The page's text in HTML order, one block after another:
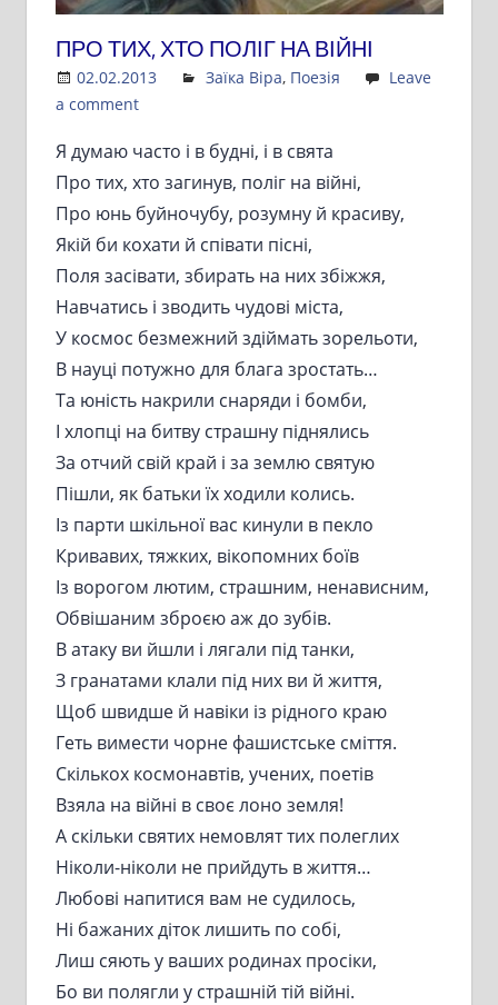
ПРО ТИХ, ХТО ПОЛІГ НА ВІЙНІ
02.02.2013 Admin
Заїка Віра, Поезія
Leave
a comment
Я думаю часто і в будні, і в свята
Про тих, хто загинув, поліг на війні,
Про юнь буйночубу, розумну й красиву,
Якій би кохати й співати пісні,
Поля засівати, збирать на них збіжжя,
Навчатись і зводить чудові міста,
У космос безмежний здіймать зорельоти,
В науці потужно для блага зростать…
Та юність накрили снаряди і бомби,
І хлопці на битву страшну піднялись
За отчий свій край і за землю святую
Пішли, як батьки їх ходили колись.
Із парти шкільної вас кинули в пекло
Кривавих, тяжких, вікопомних боїв
Із ворогом лютим, страшним, ненависним,
Обвішаним зброєю аж до зубів.
В атаку ви йшли і лягали під танки,
З гранатами клали під них ви й життя,
Щоб швидше й навіки із рідного краю
Геть вимести чорне фашистське сміття.
Скількох космонавтів, учених, поетів
Взяла на війні в своє лоно земля!
А скільки святих немовлят тих полеглих
Ніколи-ніколи не прийдуть в життя…
Любові напитися вам не судилось,
Ні бажаних діток лишить по собі,
Лиш сяють у ваших родинах просіки,
Бо ви полягли у страшній тій війні.